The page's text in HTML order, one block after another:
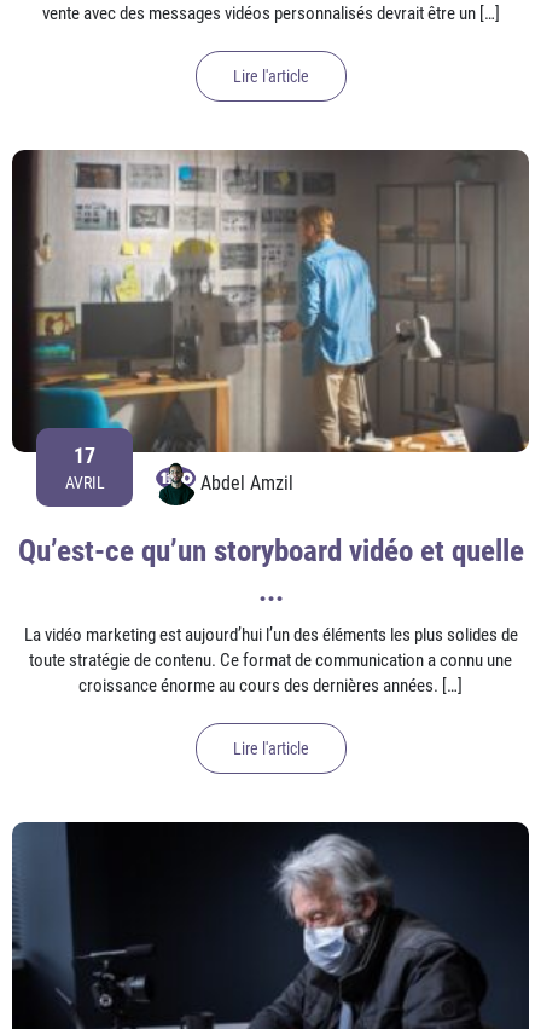
vente avec des messages vidéos personnalisés devrait être un […]
Lire l'article
17
AVRIL Abdel Amzil
Qu’est-ce qu’un storyboard vidéo et quelle
...
La vidéo marketing est aujourd’hui l’un des éléments les plus solides de
toute stratégie de contenu. Ce format de communication a connu une
croissance énorme au cours des dernières années. […]
Lire l'article